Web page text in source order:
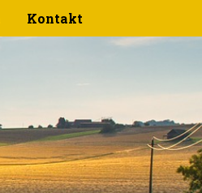
Kontakt